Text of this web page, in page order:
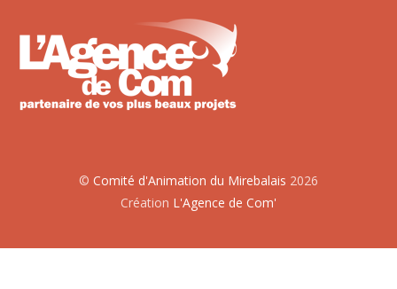
© Comité d'Animation du Mirebalais 2026
Création L'Agence de Com'